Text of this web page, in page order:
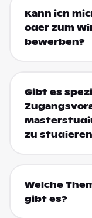
Kann ich
oder zum
bewerben?
Gibt es
zu
Welche
gibt es?